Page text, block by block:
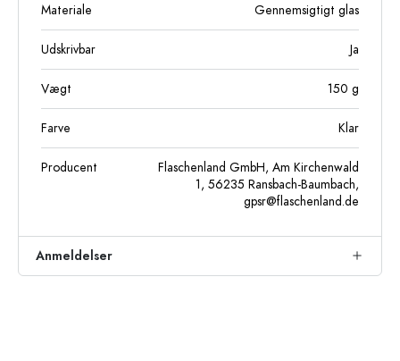
Materiale Gennemsigtigt glas
Udskrivbar Ja
Vægt 150 g
Farve Klar
Producent
Flaschenland GmbH, Am Kirchenwald
1, 56235 Ransbach-Baumbach,
gpsr@flaschenland.de
Anmeldelser